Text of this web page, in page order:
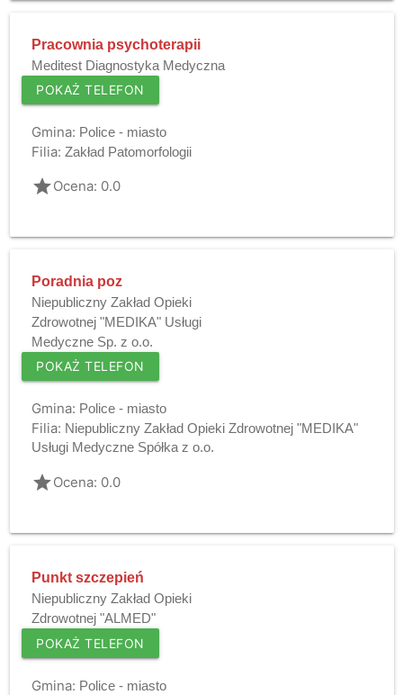
Pracownia psychoterapii
Meditest Diagnostyka Medyczna
POKAŻ TELEFON
Gmina: Police - miasto
Filia: Zakład Patomorfologii
gradeOcena: 0.0
Poradnia poz
Niepubliczny Zakład Opieki
Zdrowotnej "MEDIKA" Usługi
Medyczne Sp. z o.o.
POKAŻ TELEFON
Gmina: Police - miasto
Filia: Niepubliczny Zakład Opieki Zdrowotnej "MEDIKA"
Usługi Medyczne Spółka z o.o.
gradeOcena: 0.0
Punkt szczepień
Niepubliczny Zakład Opieki
Zdrowotnej "ALMED"
POKAŻ TELEFON
Gmina: Police - miasto